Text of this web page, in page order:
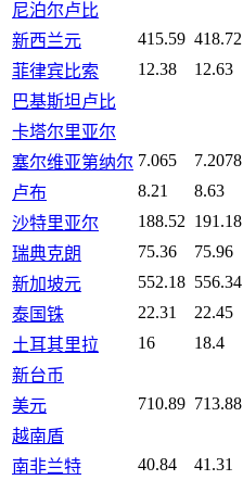
尼泊尔卢比
新西兰元
415.59 418.72
菲律宾比索
12.38 12.63
巴基斯坦卢比
卡塔尔里亚尔
塞尔维亚第纳尔 7.065 7.2078
卢布
8.21 8.63
沙特里亚尔
188.52 191.18
瑞典克朗
75.36 75.96
新加坡元
552.18 556.34
泰国铢
22.31 22.45
土耳其里拉
16 18.4
新台币
美元
710.89 713.88
越南盾
南非兰特
40.84 41.31